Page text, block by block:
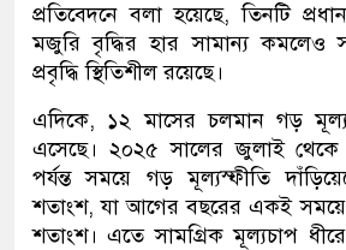
প্রতিবেদনে বলা হয়েছে, তিনটি
মজুরি বৃদ্ধির হার সামান্য কমলেও
প্রবৃদ্ধি স্থিতিশীল রয়েছে।
এদিকে, ১২ মাসের চলমান গড়
এসেছে। ২০২৫ সালের জুলাই
পর্যন্ত সময়ে গড় মূল্যস্ফীতি
শতাংশ, যা আগের বছরের একই
শতাংশ। এতে সামগ্রিক মূল্যচাপ